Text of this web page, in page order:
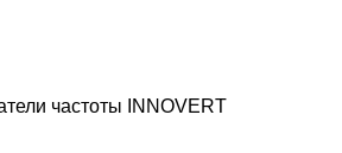
частоты INNOVERT